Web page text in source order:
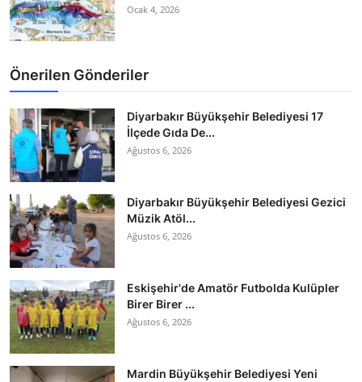
Ocak 4, 2026
Önerilen Gönderiler
Diyarbakır Büyükşehir Belediyesi 17
İlçede Gıda De...
Ağustos 6, 2026
Diyarbakır Büyükşehir Belediyesi Gezici
Müzik Atöl...
Ağustos 6, 2026
Eskişehir'de Amatör Futbolda Kulüpler
Birer Birer ...
Ağustos 6, 2026
Mardin Büyükşehir Belediyesi Yeni